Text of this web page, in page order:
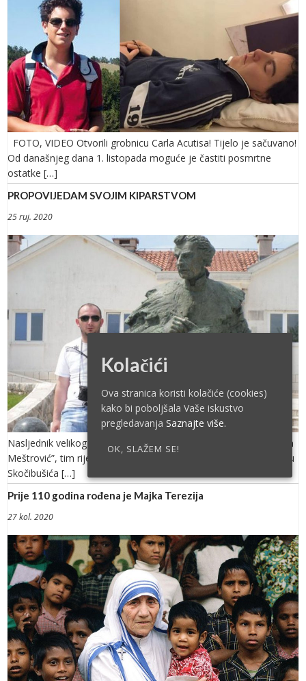
FOTO, VIDEO Otvorili grobnicu Carla Acutisa! Tijelo je sačuvano!
Od današnjeg dana 1. listopada moguće je častiti posmrtne
ostatke […]
PROPOVIJEDAM SVOJIM KIPARSTVOM
25 ruj. 2020
Nasljednik velikog Meštrovića On je kiparski genije, naš novi Ivan
Meštrović”, tim riječima likovni znalci kite akademskog kipara Iliju
Skočibušića […]
Prije 110 godina rođena je Majka Terezija
27 kol. 2020
Kolačići
Ova stranica koristi kolačiće (cookies)
kako bi poboljšala Vaše iskustvo
pregledavanja Saznajte više.
OK, SLAŽEM SE!